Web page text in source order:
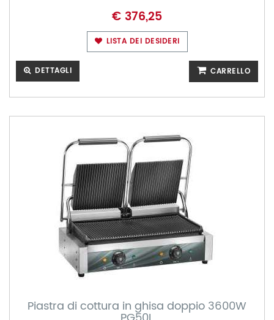
€ 376,25
LISTA DEI DESIDERI
DETTAGLI CARRELLO
Piastra di cottura in ghisa doppio 3600W